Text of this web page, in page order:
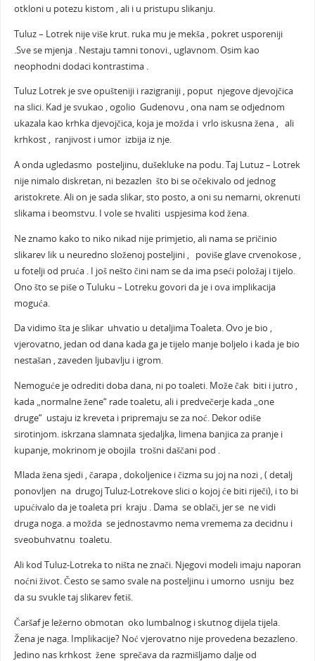
otkloni u potezu kistom , ali i u pristupu slikanju.
Tuluz – Lotrek nije više krut. ruka mu je mekša , pokret usporeniji
.Sve se mjenja . Nestaju tamni tonovi., uglavnom. Osim kao
neophodni dodaci kontrastima .
Tuluz Lotrek je sve opušteniji i razigraniji , poput njegove djevojčica
na slici. Kad je svukao , ogolio Gudenovu , ona nam se odjednom
ukazala kao krhka djevojčica, koja je možda i vrlo iskusna žena , ali
krhkost , ranjivost i umor izbija iz nje.
A onda ugledasmo posteljinu, dušekluke na podu. Taj Lutuz – Lotrek
nije nimalo diskretan, ni bezazlen što bi se očekivalo od jednog
aristokrete. Ali on je sada slikar, sto posto, a oni su nemarni, okrenuti
slikama i beomstvu. I vole se hvaliti uspjesima kod žena.
Ne znamo kako to niko nikad nije primjetio, ali nama se pričinio
slikarev lik u neuredno složenoj posteljini , poviše glave crvenokose ,
u fotelji od pruća . I još nešto čini nam se da ima pseći položaj i tijelo.
Ono što se piše o Tuluku – Lotreku govori da je i ova implikacija
moguća.
Da vidimo šta je slikar uhvatio u detaljima Toaleta. Ovo je bio ,
vjerovatno, jedan od dana kada ga je tijelo manje boljelo i kada je bio
nestašan , zaveden ljubavlju i igrom.
Nemoguće je odrediti doba dana, ni po toaleti. Može čak biti i jutro ,
kada „normalne žene“ rade toaletu, ali i predvečerje kada „one
druge“ ustaju iz kreveta i pripremaju se za noć. Dekor odiše
sirotinjom. iskrzana slamnata sjedaljka, limena banjica za pranje i
kupanje, mokrinom je obojila trošni daščani pod .
Mlada žena sjedi , čarapa , dokoljenice i čizma su joj na nozi , ( detalj
ponovljen na drugoj Tuluz-Lotrekove slici o kojoj će biti riječi), i to bi
upućivalo da je toaleta pri kraju . Dama se oblači, jer se ne vidi
druga noga. a možda se jednostavmo nema vremema za decidnu i
sveobuhvatnu toaletu.
Ali kod Tuluz-Lotreka to ništa ne znači. Njegovi modeli imaju naporan
noćni život. Često se samo svale na posteljinu i umorno usniju bez
da su svukle taj slikarev fetiš.
Čaršaf je ležerno obmotan oko lumbalnog i skutnog dijela tijela.
Žena je naga. Implikacije? Noć vjerovatno nije provedena bezazleno.
Jedino nas krhkost žene sprečava da razmišljamo dalje od